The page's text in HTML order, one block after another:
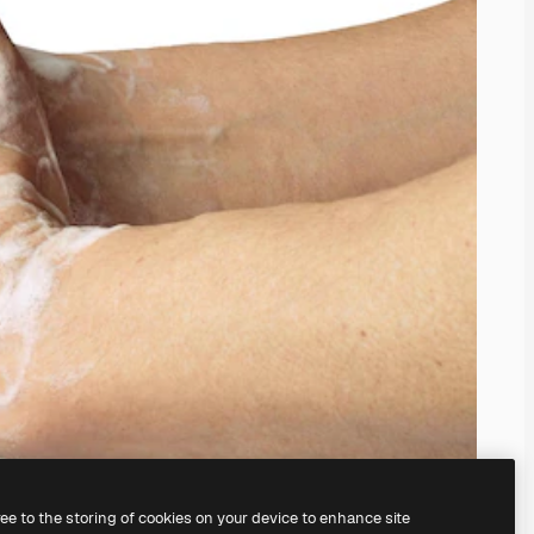
to the storing of cookies on your device to enhance site